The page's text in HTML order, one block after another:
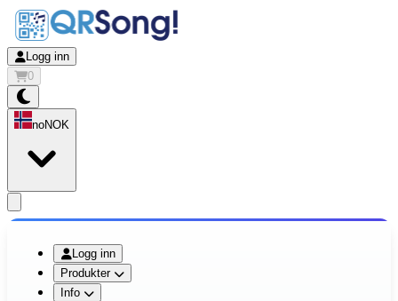
Logg inn
0
noNOK
Logg inn
Produkter
Info